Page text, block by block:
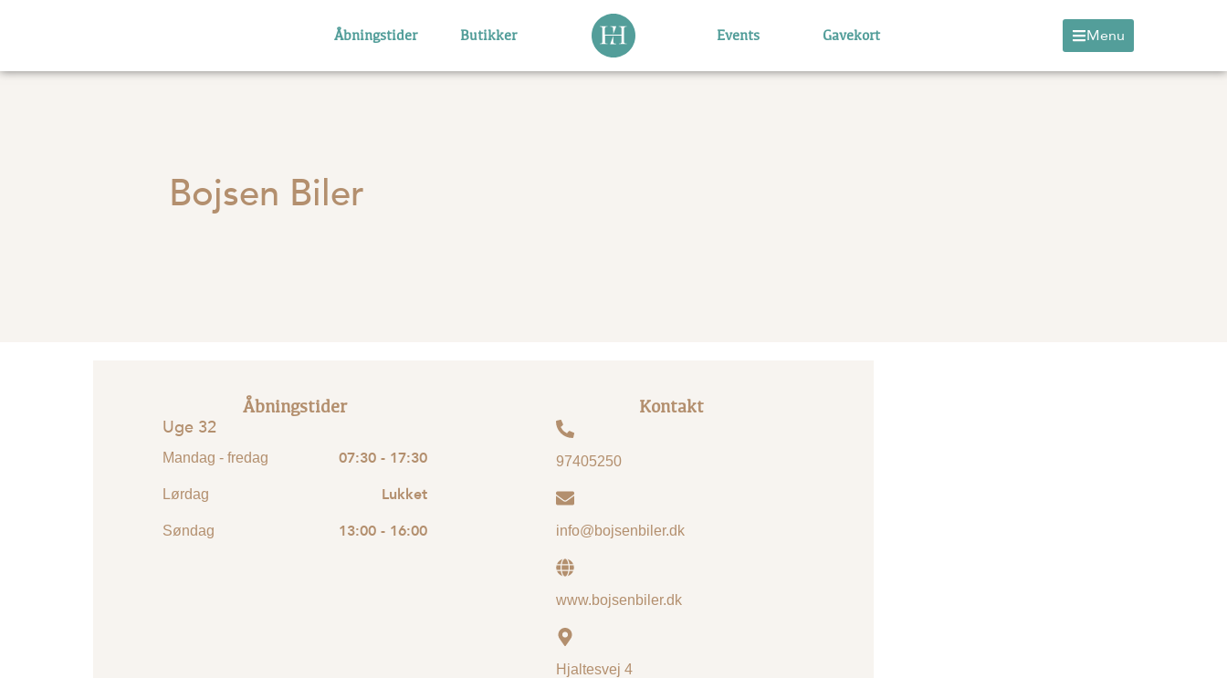
Åbningstider Butikker Events Gavekort Menu
Bojsen Biler
Åbningstider
Uge 32
Mandag - fredag 07:30 - 17:30
Lørdag Lukket
Søndag 13:00 - 16:00
Kontakt
97405250
info@bojsenbiler.dk
www.bojsenbiler.dk
Hjaltesvej 4